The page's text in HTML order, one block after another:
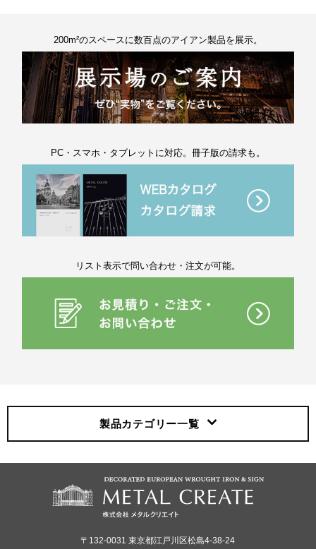
200m²のスペースに数百点のアイアン製品を展示。
PC・スマホ・タブレットに対応。冊子版の請求も。
リスト表示で問い合わせ・注文が可能。
製品カテゴリー一覧
〒132-0031 東京都江戸川区松島4-38-24